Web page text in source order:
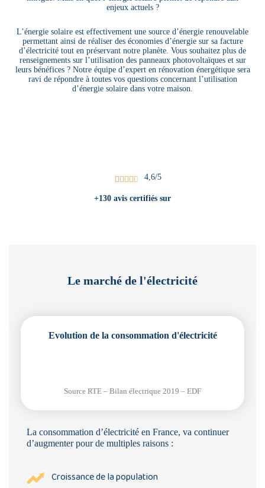
enjeux actuels ?
L’énergie solaire est effectivement une source d’énergie renouvelable
permettant ainsi de réaliser des économies d’énergie sur sa facture
d’électricité tout en préservant notre planète. Vous souhaitez plus de
renseignements sur l’utilisation des panneaux photovoltaïques et sur
leurs bénéfices ? Notre équipe d’expert en rénovation énergétique sera
ravi de répondre à toutes vos questions concernant l’utilisation
d’énergie solaire dans votre maison.
     4,6/5
+130 avis certifiés sur
Le marché de l'électricité
Evolution de la consommation d'électricité
Source RTE – Bilan électrique 2019 – EDF
La consommation d’électricité en France, va continuer
d’augmenter pour de multiples raisons :
Croissance de la population